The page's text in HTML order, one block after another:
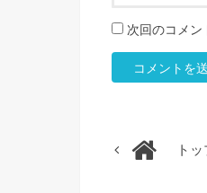
次回のコメン
ト